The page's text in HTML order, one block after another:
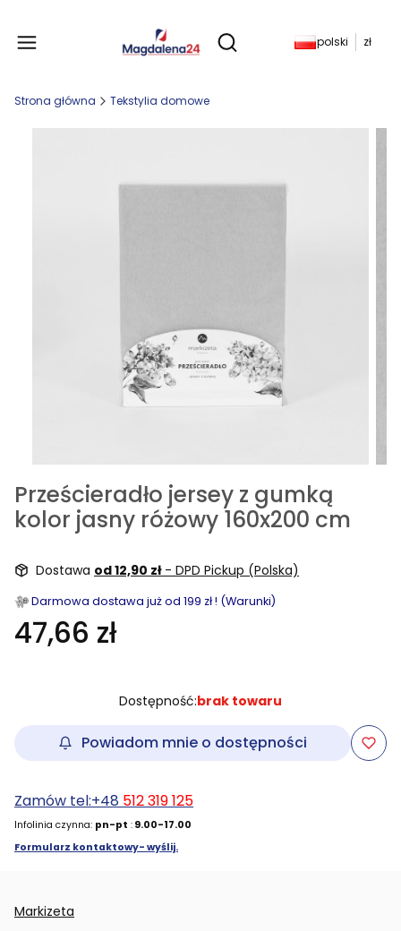
Otwórz wyszukiwarkę
Produkty w
polski zł
Strona główna Tekstylia domowe
Prześcieradło jersey z gumką
kolor jasny różowy 160x200 cm
Dostawa od 12,90 zł - DPD Pickup (Polska)
Darmowa dostawa już od 199 zł ! (Warunki)
47,66 zł
Dostępność:brak towaru
Powiadom mnie o dostępności
Zamów tel:+48 512 319 125
Infolinia czynna: pn-pt : 9.00-17.00
Formularz kontaktowy- wyślij.
Markizeta